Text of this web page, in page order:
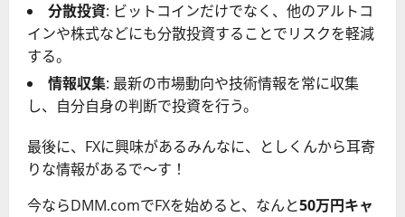
分散投資: ビットコインだけでなく、他のアルトコ
インや株式などにも分散投資することでリスクを軽減
する。
情報収集: 最新の市場動向や技術情報を常に収集
し、自分自身の判断で投資を行う。
最後に、FXに興味があるみんなに、としくんから耳寄
りな情報があるで〜す！
今ならDMM.comでFXを始めると、なんと50万円キャ